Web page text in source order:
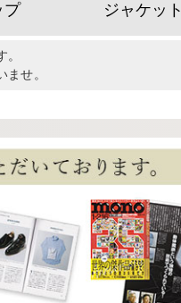
プ ジャケット
せ。